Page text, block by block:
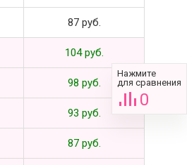
87 руб.
104 руб.
98 руб.
93 руб.
87 руб.
Нажмите
для сравнения
0